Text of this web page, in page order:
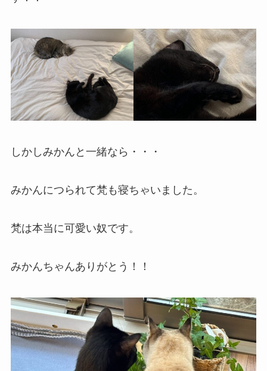
しかしみかんと一緒なら・・・
みかんにつられて梵も寝ちゃいました。
梵は本当に可愛い奴です。
みかんちゃんありがとう！！